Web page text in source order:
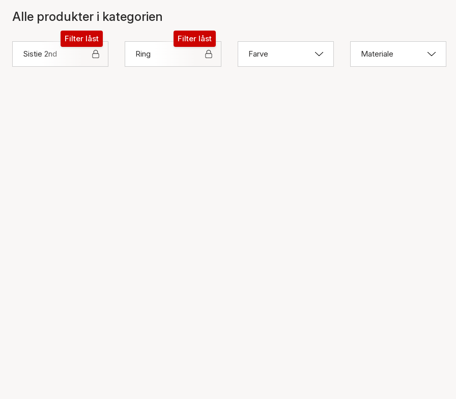
Alle produkter i kategorien
Sistie 2nd
Filter låst
Ring
Filter låst
Farve
Materiale